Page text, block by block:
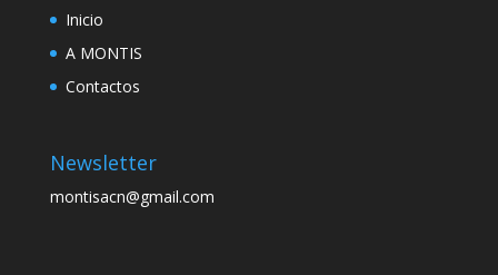
Inicio
A MONTIS
Contactos
Newsletter
montisacn@gmail.com